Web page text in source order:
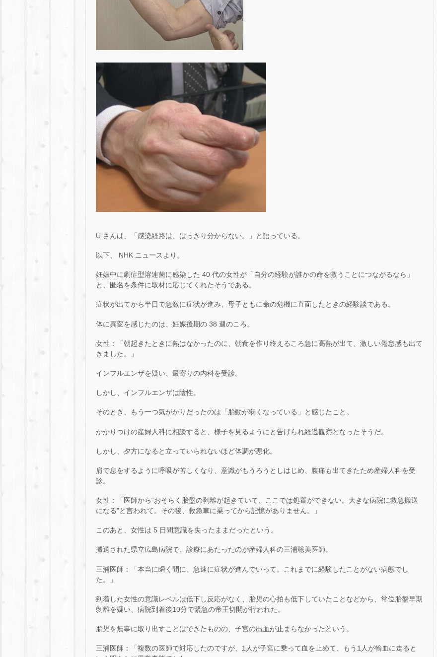
U さんは、「感染経路は、はっきり分からない。」と語っている。
以下、 NHK ニュースより。
妊娠中に劇症型溶連菌に感染した 40 代の女性が「自分の経験が誰かの命を救うことにつながるなら」
と、匿名を条件に取材に応じてくれたそうである。
症状が出てから半日で急激に症状が進み、母子ともに命の危機に直面したときの経験談である。
体に異変を感じたのは、妊娠後期の 38 週のころ。
女性：「朝起きたときに熱はなかったのに、朝食を作り終えるころ急に高熱が出て、激しい倦怠感も出て
きました。」
インフルエンザを疑い、最寄りの内科を受診。
しかし、インフルエンザは陰性。
そのとき、もう一つ気がかりだったのは「胎動が弱くなっている」と感じたこと。
かかりつけの産婦人科に相談すると、様子を見るようにと告げられ経過観察となったそうだ。
しかし、夕方になると立っていられないほど体調が悪化。
肩で息をするように呼吸が苦しくなり、意識がもうろうとしはじめ、腹痛も出てきたため産婦人科を受
診。
女性：「医師から“おそらく胎盤の剥離が起きていて、ここでは処置ができない。大きな病院に救急搬送
になる”と言われて。その後、救急車に乗ってから記憶がありません。」
このあと、女性は 5 日間意識を失ったままだったという。
搬送された県立広島病院で、診療にあたったのが産婦人科の三浦聡美医師。
三浦医師：「本当に瞬く間に、急速に症状が進んでいって。これまでに経験したことがない病態でし
た。」
到着した女性の意識レベルは低下し反応がなく、胎児の心拍も低下していたことなどから、常位胎盤早期
剝離を疑い、病院到着後10分で緊急の帝王切開が行われた。
胎児を無事に取り出すことはできたものの、子宮の出血が止まらなかったという。
三浦医師：「複数の医師で対応したのですが、1人が子宮に乗って血を止めて、もう1人が輸血に走ると